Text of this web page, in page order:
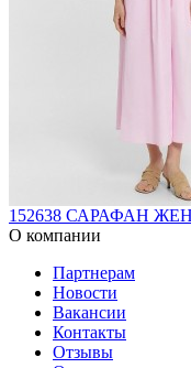
152638 САРАФАН
О компании
Партнерам
Новости
Вакансии
Контакты
Отзывы